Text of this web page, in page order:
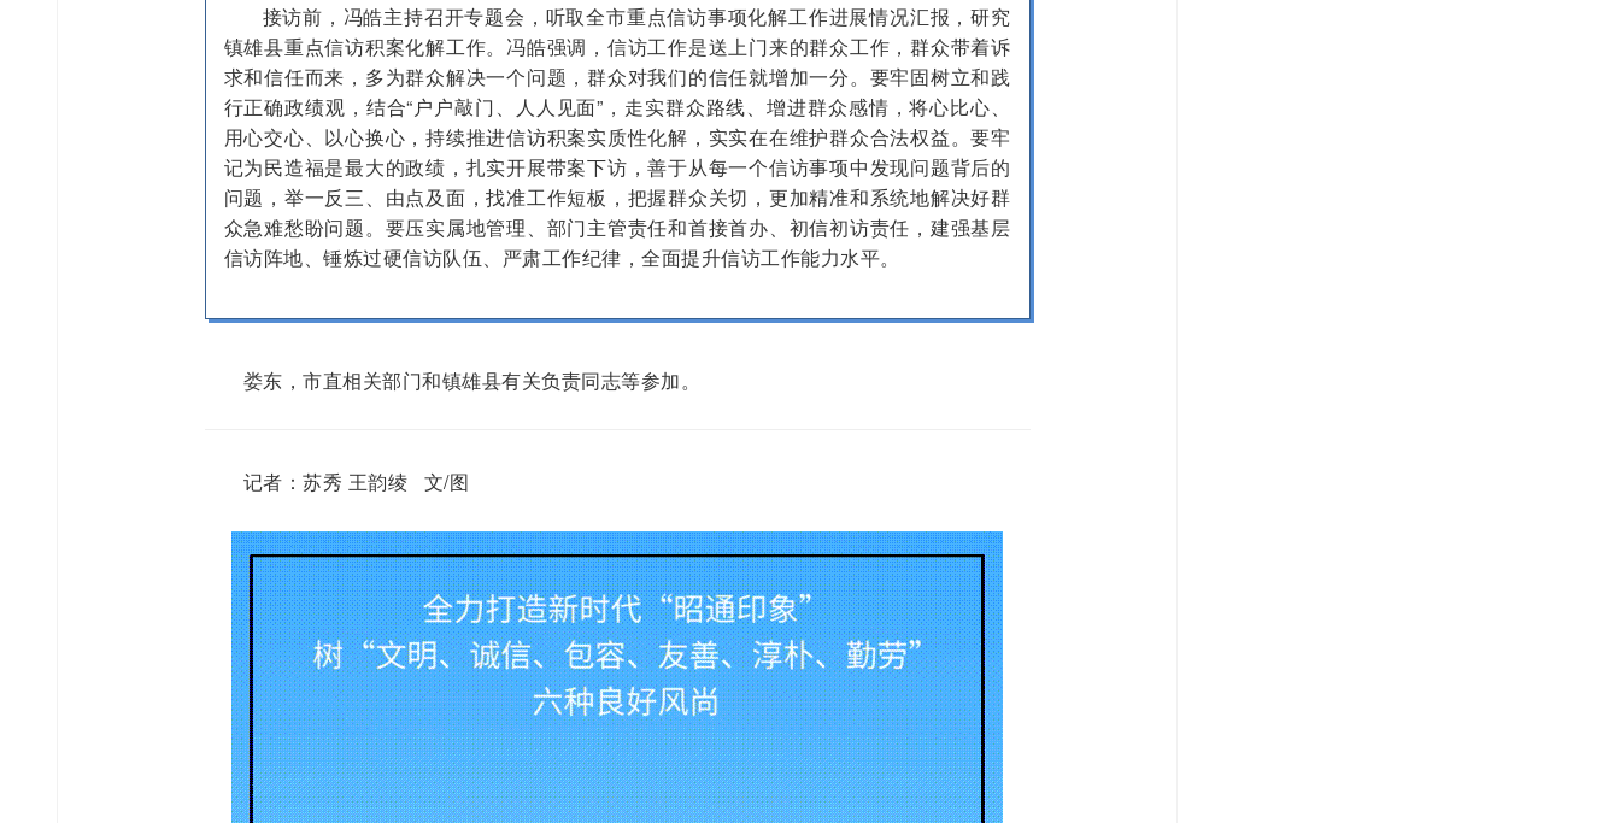
接访前，冯皓主持召开专题会，听取全市重点信访事项化解工作进展情况汇报，研究
镇雄县重点信访积案化解工作。冯皓强调，信访工作是送上门来的群众工作，群众带着诉
求和信任而来，多为群众解决一个问题，群众对我们的信任就增加一分。要牢固树立和践
行正确政绩观，结合“户户敲门、人人见面”，走实群众路线、增进群众感情，将心比心、
用心交心、以心换心，持续推进信访积案实质性化解，实实在在维护群众合法权益。要牢
记为民造福是最大的政绩，扎实开展带案下访，善于从每一个信访事项中发现问题背后的
问题，举一反三、由点及面，找准工作短板，把握群众关切，更加精准和系统地解决好群
众急难愁盼问题。要压实属地管理、部门主管责任和首接首办、初信初访责任，建强基层
信访阵地、锤炼过硬信访队伍、严肃工作纪律，全面提升信访工作能力水平。
娄东，市直相关部门和镇雄县有关负责同志等参加。
记者：苏秀 王韵绫 文/图